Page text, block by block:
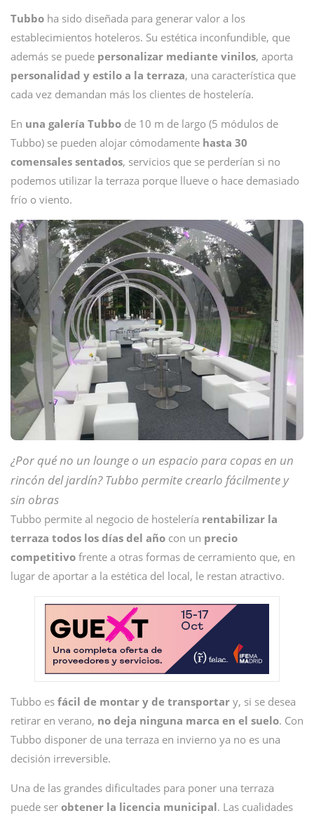
Tubbo ha sido diseñada para generar valor a los
establecimientos hoteleros. Su estética inconfundible, que
además se puede personalizar mediante vinilos, aporta
personalidad y estilo a la terraza, una característica que
cada vez demandan más los clientes de hostelería.
En una galería Tubbo de 10 m de largo (5 módulos de
Tubbo) se pueden alojar cómodamente hasta 30
comensales sentados, servicios que se perderían si no
podemos utilizar la terraza porque llueve o hace demasiado
frío o viento.
¿Por qué no un lounge o un espacio para copas en un
rincón del jardín? Tubbo permite crearlo fácilmente y
sin obras
Tubbo permite al negocio de hostelería rentabilizar la
terraza todos los días del año con un precio
competitivo frente a otras formas de cerramiento que, en
lugar de aportar a la estética del local, le restan atractivo.
Tubbo es fácil de montar y de transportar y, si se desea
retirar en verano, no deja ninguna marca en el suelo. Con
Tubbo disponer de una terraza en invierno ya no es una
decisión irreversible.
Una de las grandes dificultades para poner una terraza
puede ser obtener la licencia municipal. Las cualidades